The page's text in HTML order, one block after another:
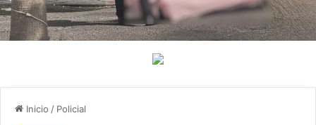
Inicio / Policial